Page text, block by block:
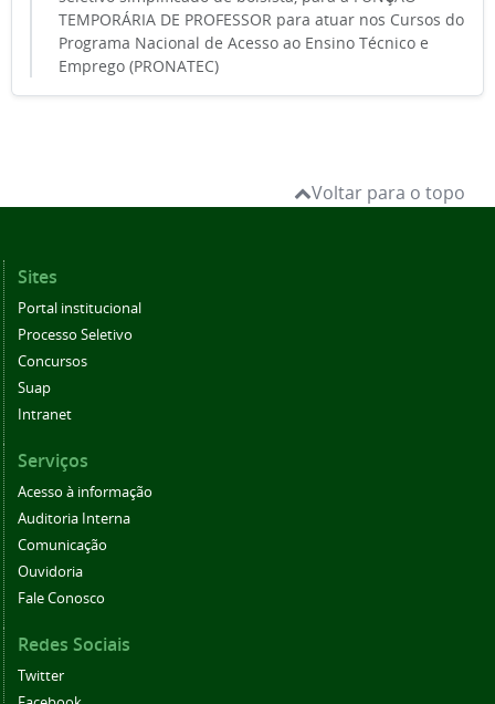
TEMPORÁRIA DE PROFESSOR para atuar nos Cursos do
Programa Nacional de Acesso ao Ensino Técnico e
Emprego (PRONATEC)
Voltar para o topo
Sites
Portal institucional
Processo Seletivo
Concursos
Suap
Intranet
Serviços
Acesso à informação
Auditoria Interna
Comunicação
Ouvidoria
Fale Conosco
Redes Sociais
Twitter